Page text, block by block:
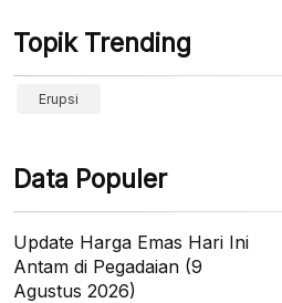
Topik Trending
Erupsi
Data Populer
Update Harga Emas Hari Ini
Antam di Pegadaian (9
Agustus 2026)